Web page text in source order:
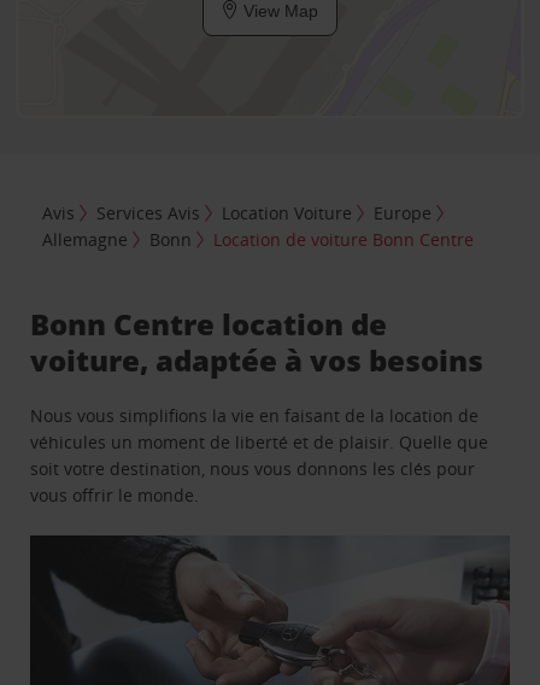
View Map
Avis Services Avis Location Voiture
Europe
Allemagne
Bonn Location de voiture Bonn Centre
Bonn Centre location de
voiture, adaptée à vos besoins
Nous vous simplifions la vie en faisant de la location de
véhicules un moment de liberté et de plaisir. Quelle que
soit votre destination, nous vous donnons les clés pour
vous offrir le monde.